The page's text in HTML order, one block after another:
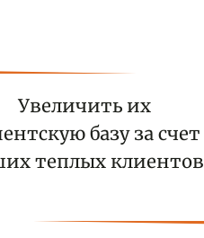
Увеличить их
базу за счет
теплых клиентов